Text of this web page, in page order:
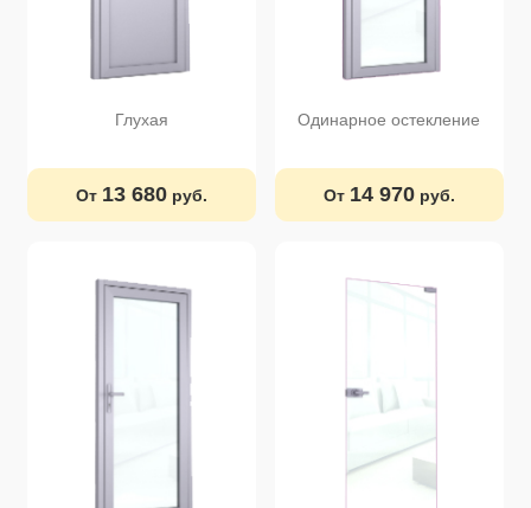
Глухая
От 13 680руб.
Одинарное остекление
От 14 970руб.